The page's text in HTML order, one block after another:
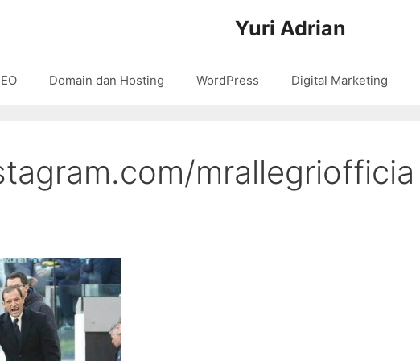
Yuri Adrian
Domain dan Hosting WordPress Digital Marketing
mrallegriofficia